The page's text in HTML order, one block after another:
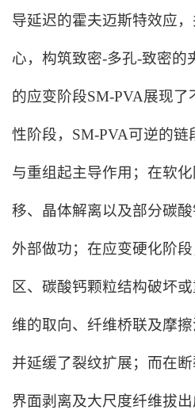
导延迟的霍夫迈斯特效应
心，构筑致密-多孔-致密的
的应变阶段SM-PVA展现
性阶段，SM-PVA可逆的
与重组起主导作用；在软
移、晶体解离以及部分碳酸
外部做功；在应变硬化阶
区、碳酸钙颗粒结构破坏
维的取向、纤维桥联及摩擦
并延缓了裂纹扩展；而在断
界面剥离及大尺度纤维拔